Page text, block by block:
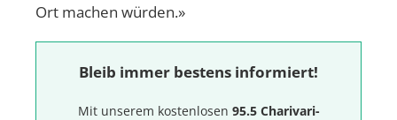
Ort machen würden.»
Bleib immer bestens informiert!
Mit unserem kostenlosen 95.5 Charivari-